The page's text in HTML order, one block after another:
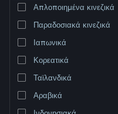
Αλλαγή γλώσσας
Προβολή ιστοσελίδας για
Απλοποιημένα κινεζικά
Παραδοσιακά κινεζικά
Ιαπωνικά
Κορεατικά
Ταϊλανδικά
Αραβικά
0 αποτελέσματα ταιριάζουν με
αποτελέσματα αποκλείστηκαν